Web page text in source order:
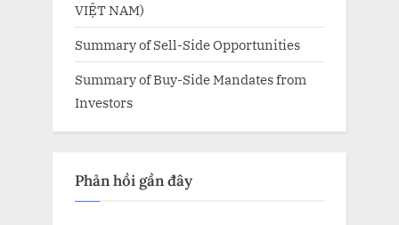
VIỆT NAM)
Summary of Sell-Side Opportunities
Summary of Buy-Side Mandates from
Investors
Phản hồi gần đây